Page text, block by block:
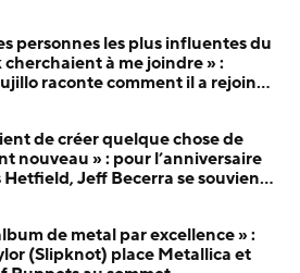
personnes les plus influentes du
cherchaient à me joindre » :
raconte comment il a rejoint
de créer quelque chose de
nouveau » : pour l’anniversaire
Hetfield, Jeff Becerra se souvient
de metal par excellence » :
(Slipknot) place Metallica et